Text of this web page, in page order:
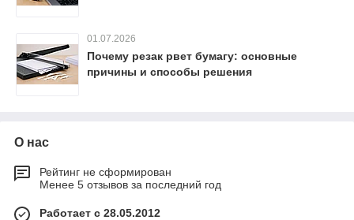
01.07.2026
Почему резак рвет бумагу: основные
причины и способы решения
О нас
Рейтинг не сформирован
Менее 5 отзывов за последний год
Работает с 28.05.2012